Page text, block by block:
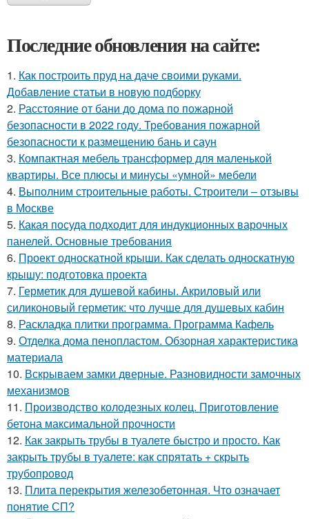
Последние обновления на сайте:
1. Как построить пруд на даче своими руками.
Добавление статьи в новую подборку
2. Расстояние от бани до дома по пожарной
безопасности в 2022 году. Требования пожарной
безопасности к размещению бань и саун
3. Компактная мебель трансформер для маленькой
квартиры. Все плюсы и минусы «умной» мебели
4. Выполним строительные работы. Строители – отзывы
в Москве
5. Какая посуда подходит для индукционных варочных
панелей. Основные требования
6. Проект односкатной крыши. Как сделать односкатную
крышу: подготовка проекта
7. Герметик для душевой кабины. Акриловый или
силиконовый герметик: что лучше для душевых кабин
8. Раскладка плитки программа. Программа Кафель
9. Отделка дома пенопластом. Обзорная характеристика
материала
10. Вскрываем замки дверные. Разновидности замочных
механизмов
11. Производство колодезных колец. Приготовление
бетона максимальной прочности
12. Как закрыть трубы в туалете быстро и просто. Как
закрыть трубы в туалете: как спрятать + скрыть
трубопровод
13. Плита перекрытия железобетонная. Что означает
понятие СП?